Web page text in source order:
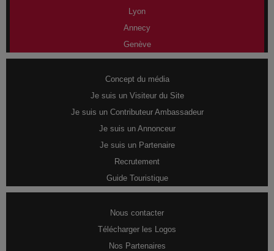
Lyon
Annecy
Genève
Concept du média
Je suis un Visiteur du Site
Je suis un Contributeur Ambassadeur
Je suis un Annonceur
Je suis un Partenaire
Recrutement
Guide Touristique
Nous contacter
Télécharger les Logos
Nos Partenaires